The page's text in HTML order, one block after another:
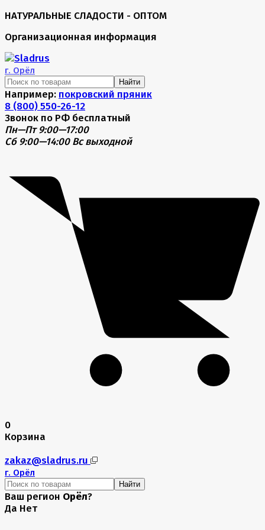
НАТУРАЛЬНЫЕ СЛАДОСТИ - ОПТОМ
Организационная информация
г. Орёл
Найти
Например: покровский пряник
8 (800) 550-26-12
Звонок по РФ бесплатный
Пн—Пт 9:00—17:00
Сб 9:00—14:00 Вс выходной
0
Корзина
zakaz@sladrus.ru
г. Орёл
Найти
Ваш регион Орёл?
Да Нет